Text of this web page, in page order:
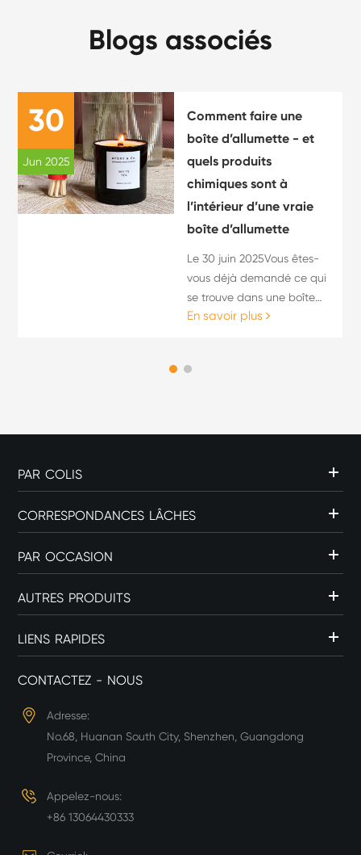
Blogs associés
30
Jun 2025
Comment faire une
boîte d’allumette - et
quels produits
chimiques sont à
l’intérieur d’une vraie
boîte d’allumette
Le 30 juin 2025Vous êtes-
vous déjà demandé ce qui
se trouve dans une boîte
d’allumettes — ou
comment faire une boîte
En savoir plus
PAR COLIS
CORRESPONDANCES LÂCHES
PAR OCCASION
AUTRES PRODUITS
LIENS RAPIDES
CONTACTEZ - NOUS
Adresse:
No.68, Huanan South City, Shenzhen, Guangdong
Province, China
Appelez-nous:
+86 13064430333